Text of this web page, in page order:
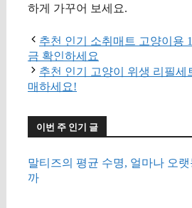
하게 가꾸어 보세요.
추천 인기 소취매트 고양이용
금 확인하세요
추천 인기 고양이 위생 리필세
매하세요!
이번 주 인기 글
말티즈의 평균 수명, 얼마나 오
까